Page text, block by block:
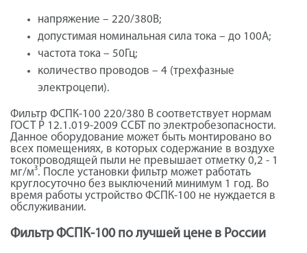
напряжение – 220/380В;
допустимая номинальная сила тока – до 100А;
частота тока – 50Гц;
количество проводов – 4 (трехфазные
электроцепи).
Фильтр ФСПК-100 220/380 В соответствует нормам
ГОСТ Р 12.1.019-2009 ССБТ по электробезопасности.
Данное оборудование может быть монтировано во
всех помещениях, в которых содержание в воздухе
токопроводящей пыли не превышает отметку 0,2 - 1
мг/м³. После установки фильтр может работать
круглосуточно без выключений минимум 1 год. Во
время работы устройство ФСПК-100 не нуждается в
обслуживании.
Фильтр ФСПК-100 по лучшей цене в России